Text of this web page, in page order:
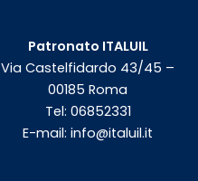
Patronato ITALUIL
Via Castelfidardo 43/45 –
00185 Roma
Tel: 06852331
E-mail: info@italuil.it